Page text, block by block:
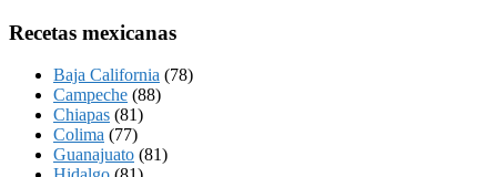
Recetas mexicanas
Baja California (78)
Campeche (88)
Chiapas (81)
Colima (77)
Guanajuato (81)